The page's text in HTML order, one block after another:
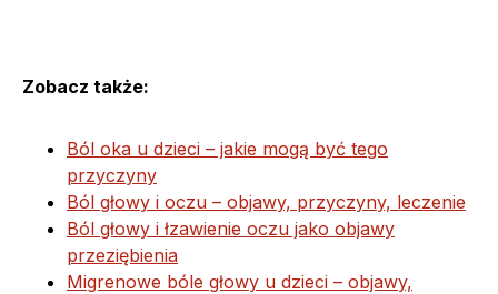
Zobacz także:
Ból oka u dzieci – jakie mogą być tego
przyczyny
Ból głowy i oczu – objawy, przyczyny, leczenie
Ból głowy i łzawienie oczu jako objawy
przeziębienia
Migrenowe bóle głowy u dzieci – objawy,